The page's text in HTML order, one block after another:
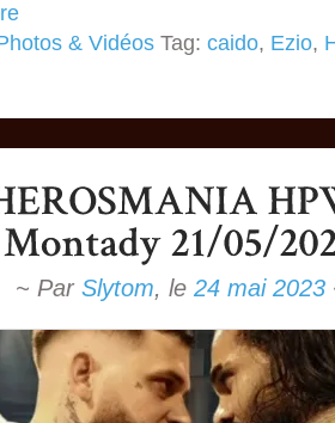
& Vidéos Tag: caido, Ezio,
~ Par Slytom, le 24 mai 2023